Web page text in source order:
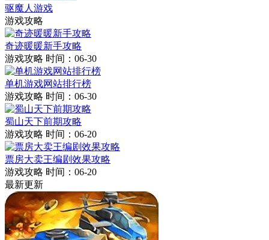
驱魔人游戏
游戏攻略
奇迹暖暖新手攻略
游戏攻略 时间：06-30
单机游戏网站排行榜
游戏攻略 时间：06-30
蜀山天下前期攻略
游戏攻略 时间：06-20
票房大卖王编剧效果攻略
游戏攻略 时间：06-20
最新更新